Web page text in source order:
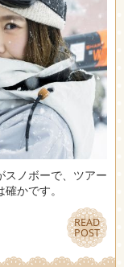
スノボーで、ツアー
かです。
READ
POST
READ
POST